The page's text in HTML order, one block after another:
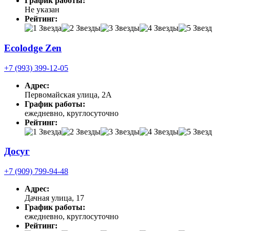
Не указан
Рейтинг:
Ecolodge Zen
+7 (993) 399-12-05
Адрес:
Первомайская улица, 2А
График работы:
ежедневно, круглосуточно
Рейтинг:
Досуг
+7 (909) 799-94-48
Адрес:
Дачная улица, 17
График работы:
ежедневно, круглосуточно
Рейтинг: